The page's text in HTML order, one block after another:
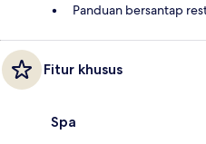
Panduan bersantap
Fitur khusus
Spa